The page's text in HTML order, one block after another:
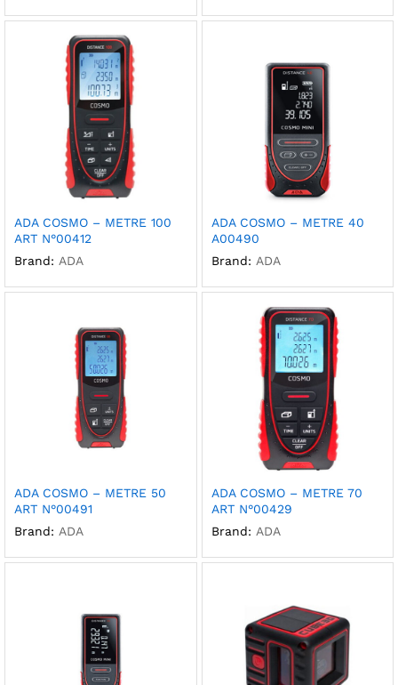
ADA COSMO – METRE 100
ART N°00412
Brand: ADA
ADA COSMO – METRE 40
A00490
Brand: ADA
ADA COSMO – METRE 50
ART N°00491
Brand: ADA
ADA COSMO – METRE 70
ART N°00429
Brand: ADA